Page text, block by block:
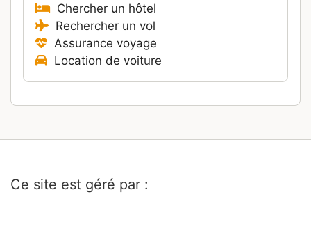
Chercher un hôtel
Rechercher un vol
Assurance voyage
Location de voiture
Ce site est géré par :